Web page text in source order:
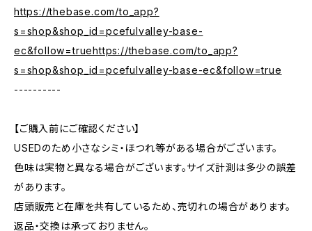
https://thebase.com/to_app?
s=shop&shop_id=pcefulvalley-base-
ec&follow=truehttps://thebase.com/to_app?
s=shop&shop_id=pcefulvalley-base-ec&follow=true
----------
【ご購入前にご確認ください】
USEDのため小さなシミ・ほつれ等がある場合がございます。
色味は実物と異なる場合がございます。サイズ計測は多少の誤差
があります。
店頭販売と在庫を共有しているため、売切れの場合があります。
返品・交換は承っておりません。